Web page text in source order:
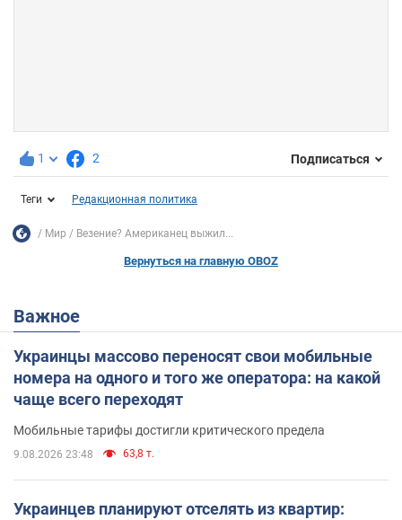
1 2 Подписаться
Теги Редакционная политика
Мир Везение? Американец выжил...
Вернуться на главную OBOZ
Важное
Украинцы массово переносят свои мобильные
номера на одного и того же оператора: на какой
чаще всего переходят
Мобильные тарифы достигли критического предела
9.08.2026 23:48 63,8 т.
Украинцев планируют отселять из квартир: